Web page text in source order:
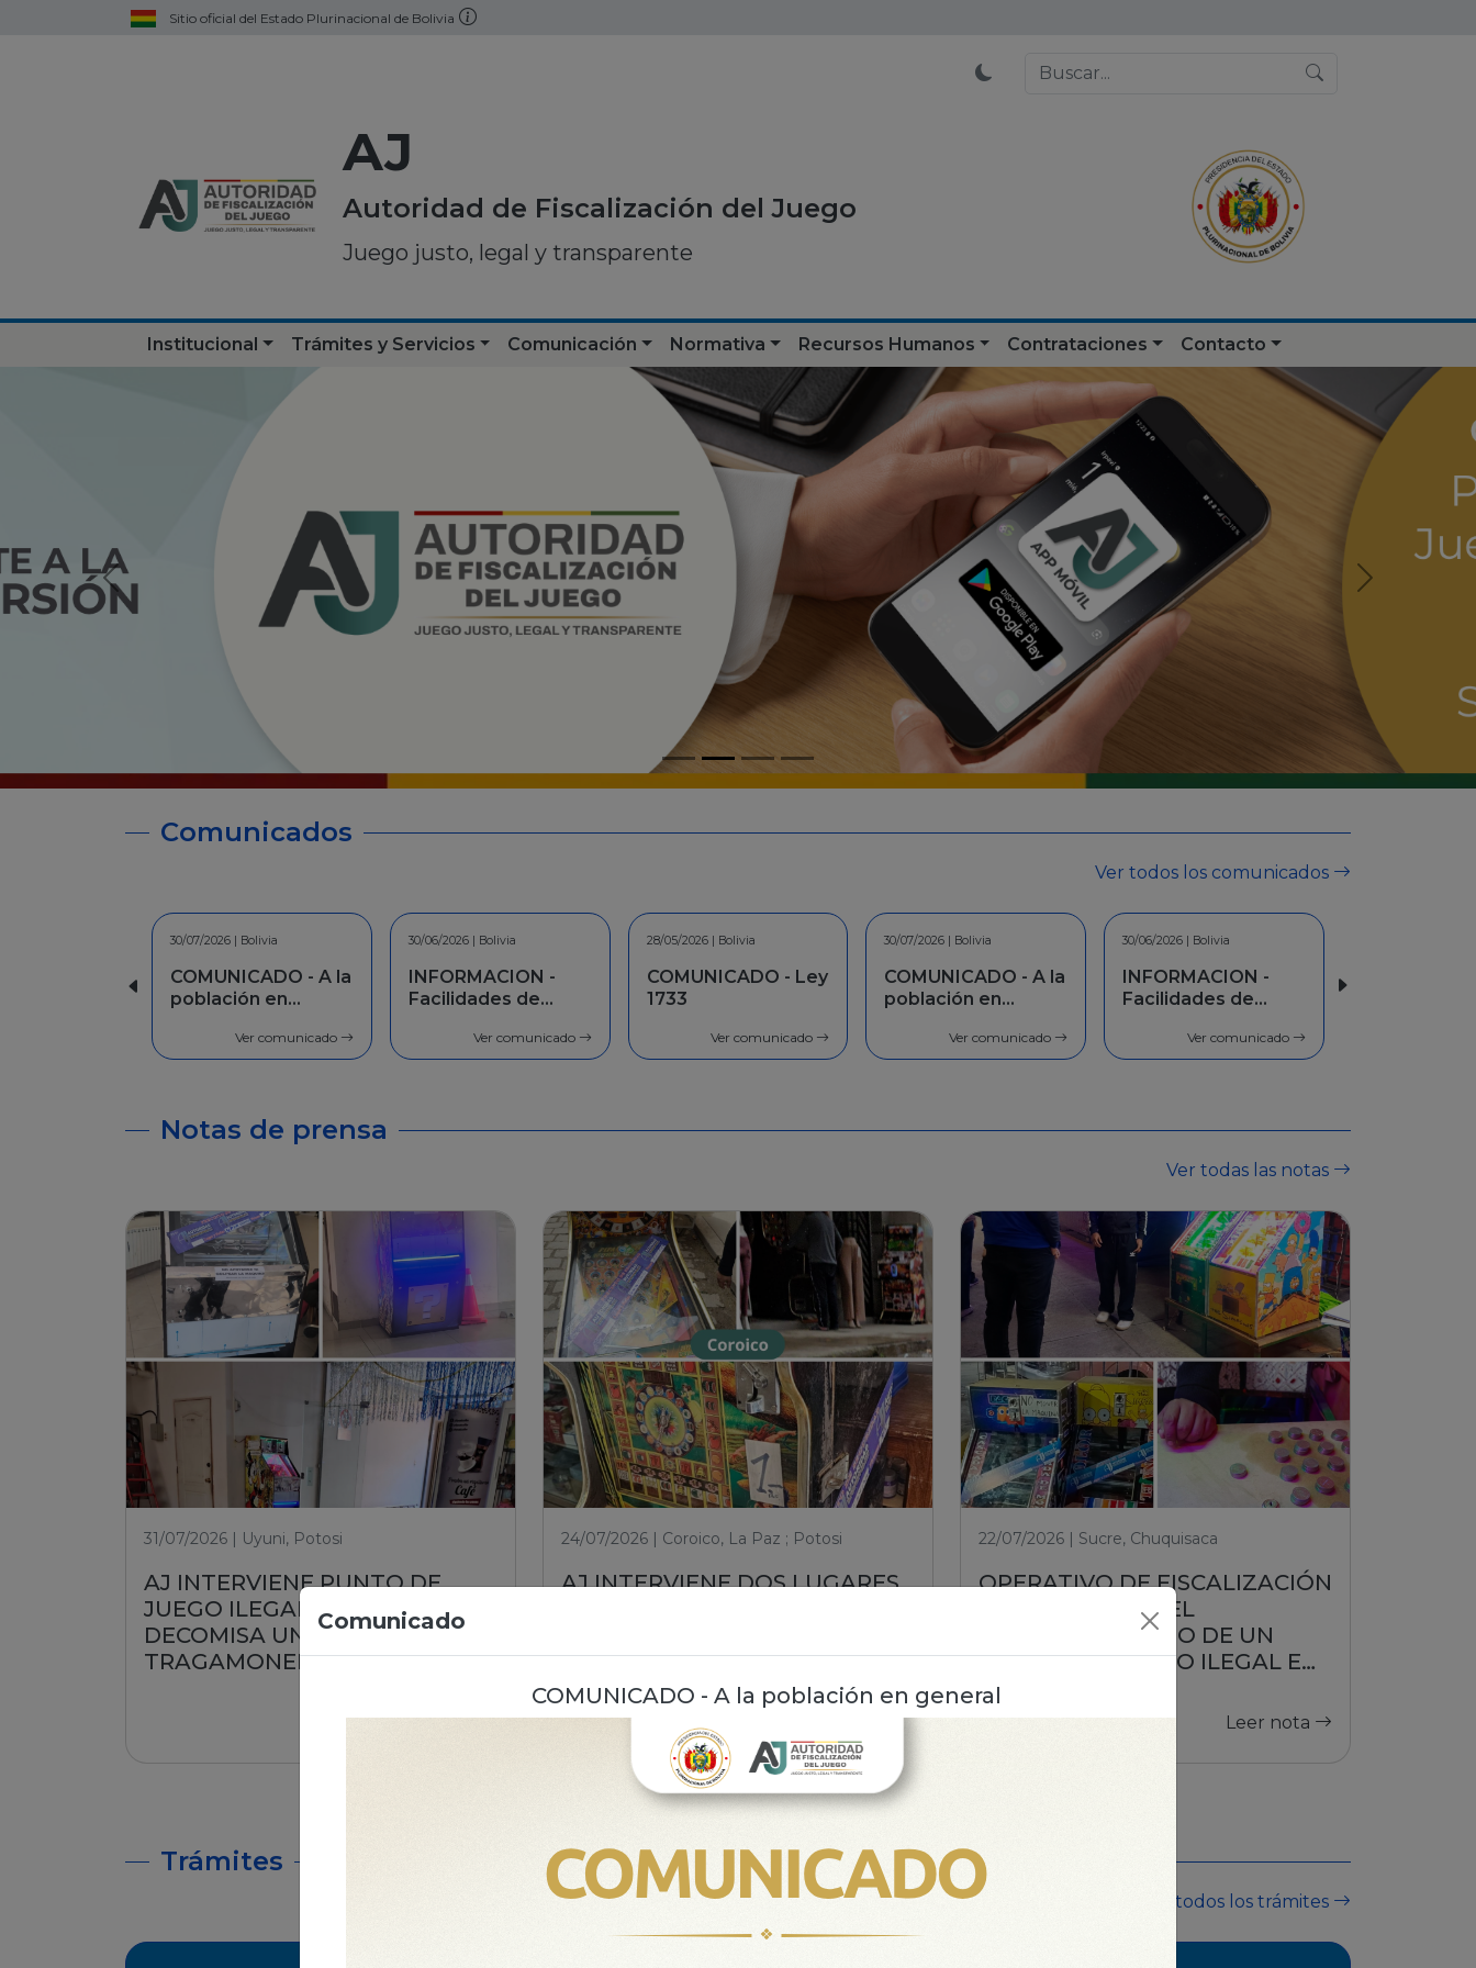
Sitio oficial del Estado Plurinacional de Bolivia
AJ
Autoridad de Fiscalización del Juego
Juego justo, legal y transparente
Institucional Trámites y Servicios Comunicación Normativa Recursos Humanos Contrataciones Contacto
Comunicados
Ver todos los comunicados
30/06/2026 | Bolivia
INFORMACION -
Facilidades de
Ver comunicado
28/05/2026 | Bolivia
COMUNICADO - Ley
1733
Ver comunicado
30/07/2026 | Bolivia
COMUNICADO - A la
población en
Ver comunicado
30/06/2026 | Bolivia
INFORMACION -
Facilidades de
Ver comunicado
28/05/2026 | Bolivia
COMUNICADO - Ley
1733
Ver comunicado
Comunicado
COMUNICADO - A la población en general
Notas de prensa
Ver todas las notas
31/07/2026 | Uyuni, Potosi
AJ INTERVIENE PUNTO DE
JUEGO ILEGAL EN UYUNI Y
DECOMISA UNA MÁQUINA
TRAGAMONEDA
Leer nota
24/07/2026 | Coroico, La Paz ; Potosi
AJ INTERVIENE DOS LUGARES
LA CIUDADANÍA
22/07/2026 | Sucre, Chuquisaca
OPERATIVO DE FISCALIZACIÓN
DE LA AJ FRENA EL
FUNCIONAMIENTO DE UN
PUESTO DE JUEGO ILEGAL EN
SUCRE
Leer nota
Trámites
Ver todos los trámites